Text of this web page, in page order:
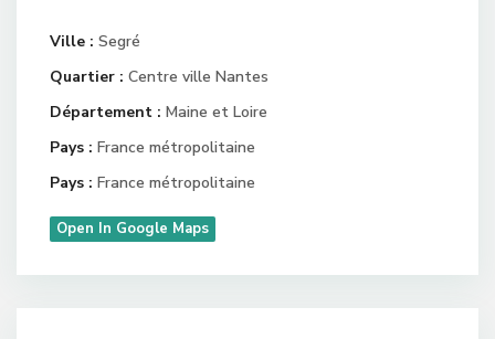
Ville : Segré
Quartier : Centre ville Nantes
Département : Maine et Loire
Pays : France métropolitaine
Pays : France métropolitaine
Open In Google Maps